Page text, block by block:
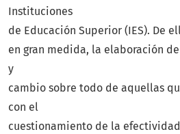
Instituciones
de Educación Superior (IES). De
en gran medida, la elaboración
y
cambio sobre todo de aquellas
con el
cuestionamiento de la